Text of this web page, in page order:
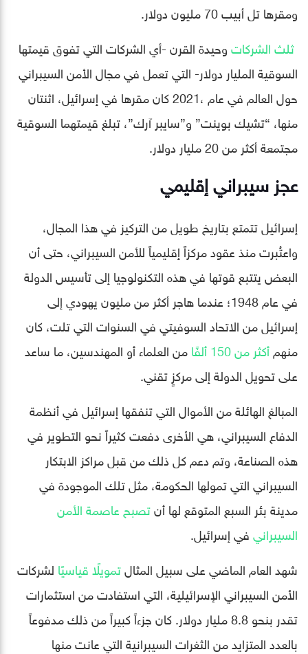
ومقرها تل أبيب 70 مليون دولار.
ثلث الشركاتوحيدة القرن -أي الشركات التي تفوق قيمتها
السوقية المليار دولار- التي تعمل في مجال الأمن السيبراني
حول العالم في عام ،2021 كان مقرها في إسرائيل، اثنتان
منها، “تشيك بوينت” و”سايبر آرك”، تبلغ قيمتهما السوقية
مجتمعة أكثر من 20 مليار دولار.
عجز سيبراني إقليمي
إسرائيل تتمتع بتاريخ طويل من التركيز في هذا المجال،
واعتُبرت منذ عقود مركزاً إقليمياً للأمن السيبراني، حتى أن
البعض يتتبع قوتها في هذه التكنولوجيا إلى تأسيس الدولة
في عام 1948؛ عندما هاجر أكثر من مليون يهودي إلى
إسرائيل من الاتحاد السوفيتي في السنوات التي تلت، كان
منهمأكثر من 150 ألفًا
من العلماء أو المهندسين، ما ساعد
على تحويل الدولة إلى مركزٍ تقني.
المبالغ الهائلة من الأموال التي تنفقها إسرائيل في أنظمة
الدفاع السيبراني، هي الأخرى دفعت كثيراً نحو التطوير في
هذه الصناعة، وتم دعم كل ذلك من قبل مراكز الابتكار
السيبراني التي تمولها الحكومة، مثل تلك الموجودة في
مدينة بئر السبع المتوقع لها أنتصبح عاصمة الأمن
السيبرانيفي إسرائيل.
شهد العام الماضي على سبيل المثالتمويلًا قياسيًا لشركات
الأمن السيبراني الإسرائيلية، التي استفادت من استثمارات
تقدر بنحو 8.8 مليار دولار. كان جزءاً كبيراً من ذلك مدفوعاً
بالعدد المتزايد من الثغرات السيبرانية التي عانت منها